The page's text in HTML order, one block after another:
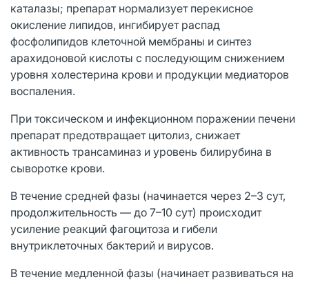
каталазы; препарат нормализует перекисное
окисление липидов, ингибирует распад
фосфолипидов клеточной мембраны и синтез
арахидоновой кислоты с последующим снижением
уровня холестерина крови и продукции медиаторов
воспаления.
При токсическом и инфекционном поражении печени
препарат предотвращает цитолиз, снижает
активность трансаминаз и уровень билирубина в
сыворотке крови.
В течение средней фазы (начинается через 2–3 сут,
продолжительность — до 7–10 сут) происходит
усиление реакций фагоцитоза и гибели
внутриклеточных бактерий и вирусов.
В течение медленной фазы (начинает развиваться на